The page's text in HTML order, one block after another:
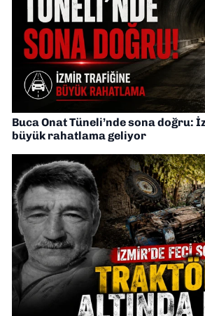
Buca Onat Tüneli’nde sona doğru:
büyük rahatlama geliyor